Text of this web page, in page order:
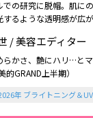
での研究に脱帽。肌に
するような透明感が広
/ 美容エディター
らかさ、艶にハリ…と
GRAND上半期）
年 ブライトニング＆